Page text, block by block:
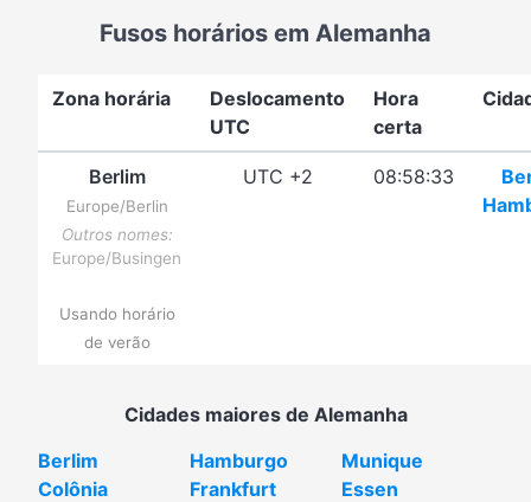
Fusos horários em Alemanha
Zona horária
Deslocamento
UTC
Hora
certa
Berlim
Europe/Berlin
Outros nomes:
Europe/Busingen
Usando horário
de verão
UTC +2 08:58:33
Cidades maiores de Alemanha
Berlim
Hamburgo
Munique
Colônia
Frankfurt
Essen